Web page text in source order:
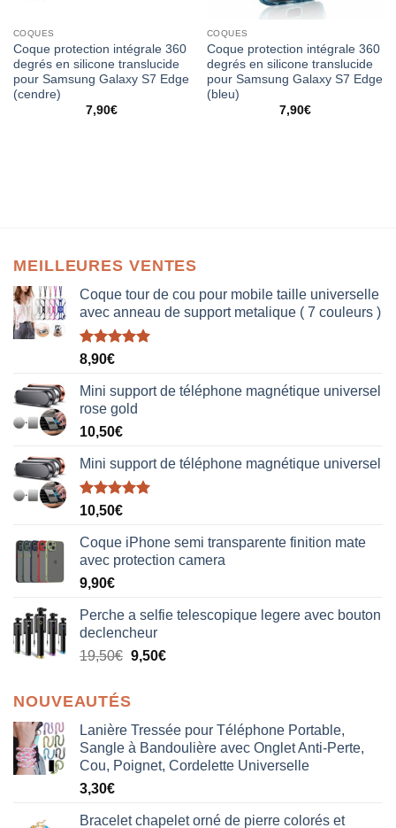
COQUES
Coque protection intégrale 360
degrés en silicone translucide
pour Samsung Galaxy S7 Edge
(cendre)
7,90€
COQUES
Coque protection intégrale 360
degrés en silicone translucide
pour Samsung Galaxy S7 Edge
(bleu)
7,90€
MEILLEURES VENTES
Coque tour de cou pour mobile taille universelle
avec anneau de support metalique ( 7 couleurs )
Note5.00
8,90€
Mini support de téléphone magnétique universel
rose gold
10,50€
Mini support de téléphone magnétique universel
Note5.00
10,50€
Coque iPhone semi transparente finition mate
avec protection camera
9,90€
Perche a selfie telescopique legere avec bouton
declencheur
19,50€ 9,50€
NOUVEAUTÉS
Lanière Tressée pour Téléphone Portable,
Sangle à Bandoulière avec Onglet Anti-Perte,
Cou, Poignet, Cordelette Universelle
3,30€
Bracelet chapelet orné de pierre colorés et